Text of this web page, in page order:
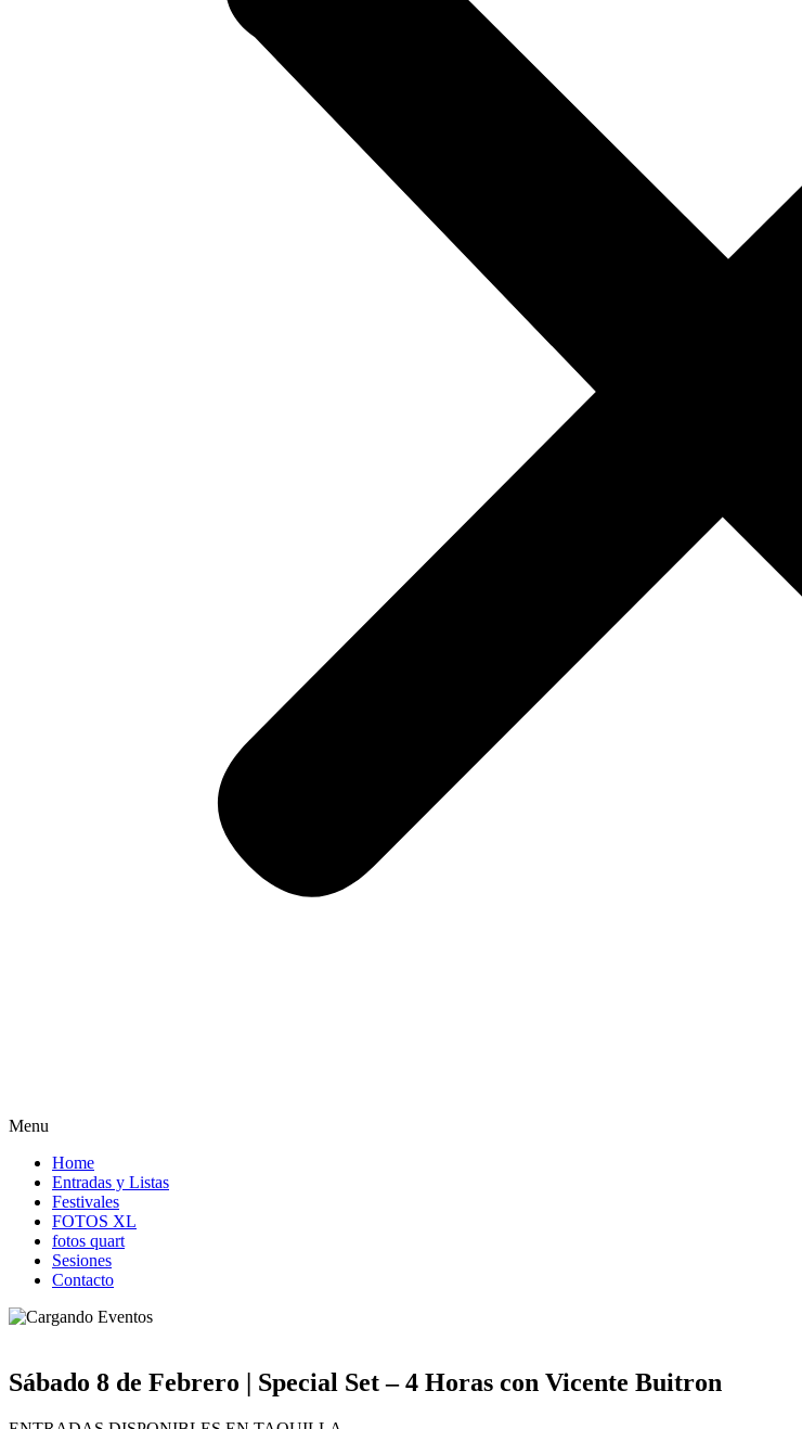
Menu
Home
Entradas y Listas
Festivales
FOTOS XL
fotos quart
Sesiones
Contacto
Sábado 8 de Febrero | Special Set – 4 Horas con Vicente Buitron